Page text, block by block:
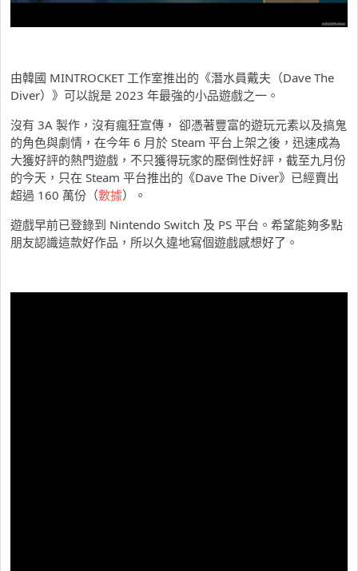
由韓國 MINTROCKET 工作室推出的《潛水員戴夫（Dave The
Diver）》可以說是 2023 年最強的小品遊戲之一。
沒有 3A 製作，沒有瘋狂宣傳， 卻憑著豐富的遊玩元素以及搞鬼
的角色與劇情，在今年 6 月於 Steam 平台上架之後，迅速成為
大獲好評的熱門遊戲，不只獲得玩家的壓倒性好評，截至九月份
的今天，只在 Steam 平台推出的《Dave The Diver》已經賣出
超過 160 萬份（數據）。
遊戲早前已登錄到 Nintendo Switch 及 PS 平台。希望能夠多點
朋友認識這款好作品，所以久違地寫個遊戲感想好了。